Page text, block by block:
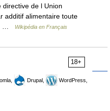
de l Union
additif alimentaire toute
…
Wikipédia en Français
18+
Drupal,
WordPress,